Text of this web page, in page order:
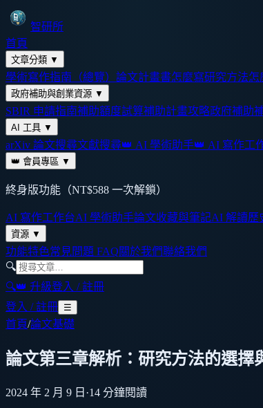
智研所
首頁
文章分類 ▼
學術寫作指南（總覽） 論文計畫書怎麼寫研究方法怎
政府補助與創業資源 ▼
SBIR 申請指南補助額度試算補助計畫攻略政府補助
AI 工具 ▼
arXiv 論文搜尋文獻搜尋👑 AI 學術助手👑 AI 寫作工
👑 會員專區 ▼
終身版功能（NT$588 一次解鎖）
AI 寫作工作台AI 學術助手論文收藏與筆記AI 解讀歷
資源 ▼
功能特色常見問題 FAQ關於我們聯絡我們
🔍
🔍👑 升級登入 / 註冊
登入 / 註冊 ☰
首頁/論文基礎
論文第三章解析：研究方法的選擇
2024 年 2 月 9 日 ·14 分鐘閱讀